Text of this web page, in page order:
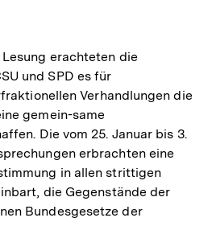
erachteten die
und SPD es für
Verhandlungen die
gemein-same
Die vom 25. Januar bis 3.
erbrachten eine
in allen strittigen
die Gegenstände der
Bundesgesetze der